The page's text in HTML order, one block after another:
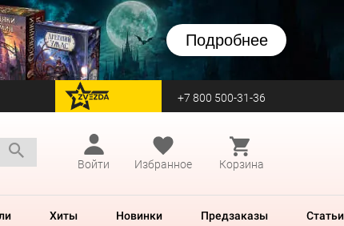
Подробнее
перейти на Zvezda +7 800 500-31-36
Войти
Избранное Корзина
Хиты Новинки Предзаказы Статьи